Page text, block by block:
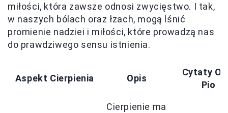
miłości, która zawsze odnosi zwycięstwo. I tak,
w naszych bólach oraz łzach, mogą lśnić
promienie nadziei i miłości, które prowadzą nas
do prawdziwego sensu istnienia.
Aspekt Cierpienia Opis
Cytaty
Pio
Cierpienie ma